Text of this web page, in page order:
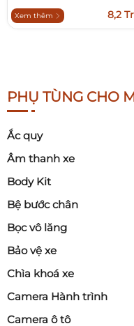
Xem thêm 8,2
PHỤ TÙNG CHO
Ắc quy
Âm thanh xe
Body Kit
Bệ bước chân
Bọc vô lăng
Bảo vệ xe
Chìa khoá xe
Camera Hành trình
Camera ô tô